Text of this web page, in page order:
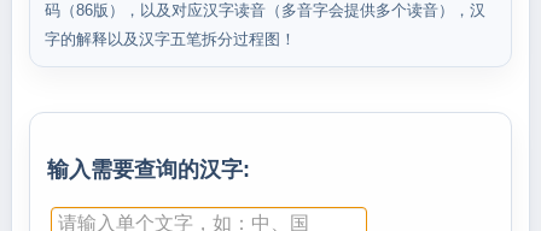
码（86版），以及对应汉字读音（多音字会提供多个读音），汉
字的解释以及汉字五笔拆分过程图！
输入需要查询的汉字: